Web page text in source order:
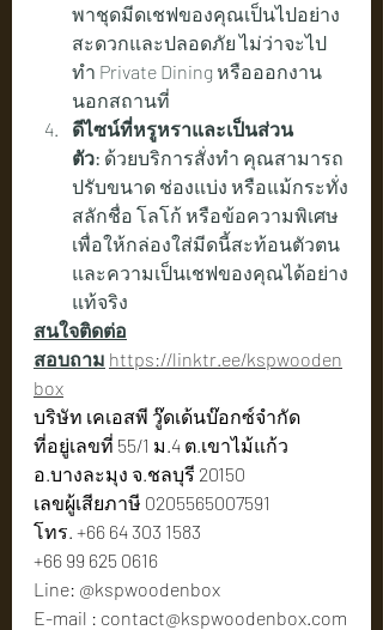
พาชุดมีดเชฟของคุณเป็นไปอย่าง
สะดวกและปลอดภัย ไม่ว่าจะไป
ทำ Private Dining หรือออกงาน
นอกสถานที่
ดีไซน์ที่หรูหราและเป็นส่วน
ตัว: ด้วยบริการสั่งทำ คุณสามารถ
ปรับขนาด ช่องแบ่ง หรือแม้กระทั่ง
สลักชื่อ โลโก้ หรือข้อความพิเศษ
เพื่อให้กล่องใส่มีดนี้สะท้อนตัวตน
และความเป็นเชฟของคุณได้อย่าง
แท้จริง
สนใจติดต่อ
สอบถาม https://linktr.ee/kspwooden
box
บริษัท เคเอสพี วู๊ดเด้นบ๊อกซ์จำกัด
ที่อยู่เลขที่ 55/1 ม.4 ต.เขาไม้แก้ว
อ.บางละมุง จ.ชลบุรี 20150
เลขผู้เสียภาษี 0205565007591
โทร. +66 64 303 1583
+66 99 625 0616
Line: @kspwoodenbox
E-mail : contact@kspwoodenbox.com